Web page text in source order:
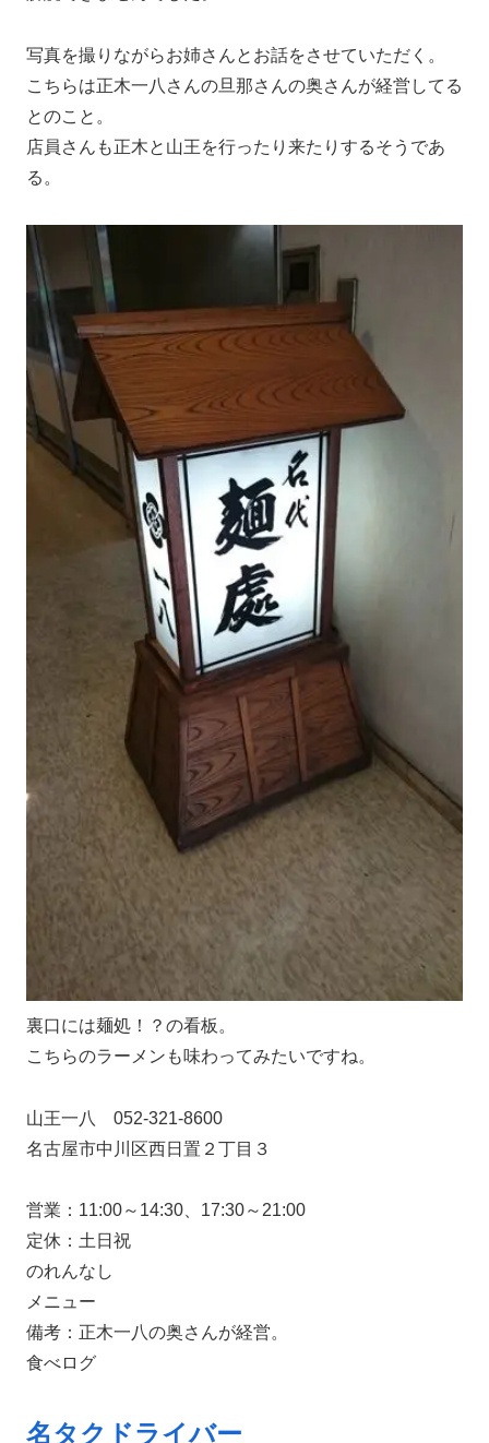
写真を撮りながらお姉さんとお話をさせていただく。
こちらは正木一八さんの旦那さんの奥さんが経営してる
とのこと。
店員さんも正木と山王を行ったり来たりするそうであ
る。
裏口には麺処！？の看板。
こちらのラーメンも味わってみたいですね。
山王一八 052-321-8600
名古屋市中川区西日置２丁目３
営業：11:00～14:30、17:30～21:00
定休：土日祝
のれんなし
メニュー
備考：正木一八の奥さんが経営。
食べログ
名タクドライバー